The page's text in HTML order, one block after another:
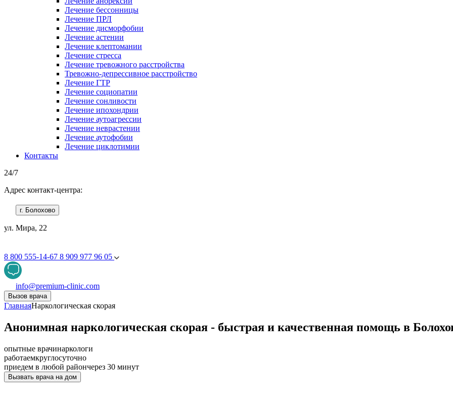
Лечение бессонницы
Лечение ПРЛ
Лечение дисморфобии
Лечение астении
Лечение клептомании
Лечение стресса
Лечение тревожного расстройства
Тревожно-депрессивное расстройство
Лечение ГТР
Лечение социопатии
Лечение сонливости
Лечение ипохондрии
Лечение аутоагрессии
Лечение неврастении
Лечение аутофобии
Лечение циклотимии
Контакты
24/7
Адрес контакт-центра:
г. Болохово
ул. Мира, 22
8 800 555-14-67 8 909 977 96 05
info@premium-clinic.com
Вызов врача
ГлавнаяНаркологическая скорая
Анонимная наркологическая скорая - быстрая и качественная помощь в
опытные врачинаркологи
работаемкруглосуточно
приедем в любой райончерез 30 минут
Вызвать врача на дом